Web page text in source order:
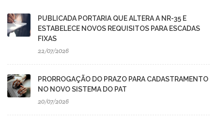
PUBLICADA PORTARIA QUE ALTERA A NR-35 E
ESTABELECE NOVOS REQUISITOS PARA ESCADAS
FIXAS
22/07/2026
PRORROGAÇÃO DO PRAZO PARA CADASTRAMENTO
NO NOVO SISTEMA DO PAT
20/07/2026